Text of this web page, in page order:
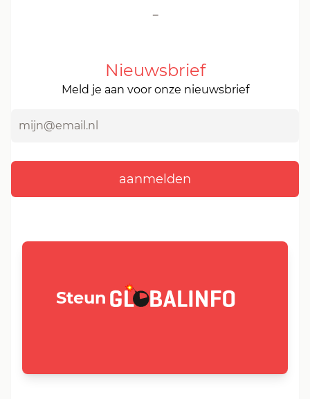
-
Nieuwsbrief
Meld je aan voor onze nieuwsbrief
Steun GLOBALINFO.nl